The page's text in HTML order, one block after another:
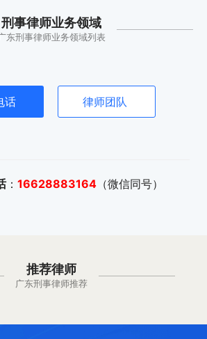
刑事律师业务领域
东刑事律师业务领域列表
话 律师团队
： 16628883164 （微信同号）
推荐律师
广东刑事律师推荐